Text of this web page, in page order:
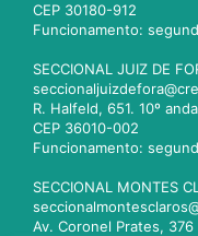
CEP 30180-912
Funcionamento:
SECCIONAL JUIZ DE
R. Halfeld, 651. 10º
CEP 36010-002
Funcionamento:
SECCIONAL MONTES
Av. Coronel Prates,